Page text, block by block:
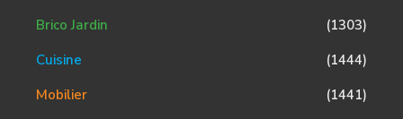
Brico Jardin
(1303)
Cuisine
(1444)
Mobilier
(1441)